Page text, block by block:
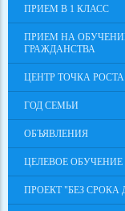
ПРИЕМ В 1 КЛАСС
ПРИЕМ НА
ГРАЖДАНСТВА
ЦЕНТР ТОЧКА РОСТА
ГОД СЕМЬИ
ОБЪЯВЛЕНИЯ
ЦЕЛЕВОЕ ОБУЧЕНИЕ
ПРОЕКТ "БЕЗ СРОКА